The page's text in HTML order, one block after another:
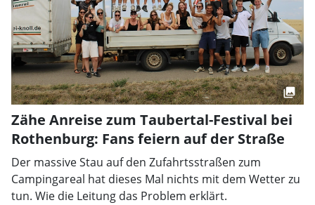
Zähe Anreise zum Taubertal-Festival bei
Rothenburg: Fans feiern auf der Straße
Der massive Stau auf den Zufahrtsstraßen zum
Campingareal hat dieses Mal nichts mit dem Wetter zu
tun. Wie die Leitung das Problem erklärt.